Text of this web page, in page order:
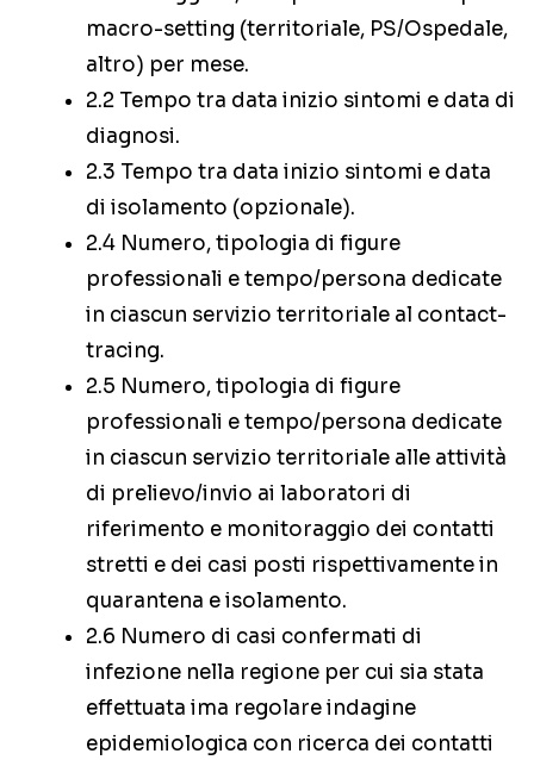
macro-setting (territoriale, PS/Ospedale,
altro) per mese.
2.2 Tempo tra data inizio sintomi e data di
diagnosi.
2.3 Tempo tra data inizio sintomi e data
di isolamento (opzionale).
2.4 Numero, tipologia di figure
professionali e tempo/persona dedicate
in ciascun servizio territoriale al contact-
tracing.
2.5 Numero, tipologia di figure
professionali e tempo/persona dedicate
in ciascun servizio territoriale alle attività
di prelievo/invio ai laboratori di
riferimento e monitoraggio dei contatti
stretti e dei casi posti rispettivamente in
quarantena e isolamento.
2.6 Numero di casi confermati di
infezione nella regione per cui sia stata
effettuata ima regolare indagine
epidemiologica con ricerca dei contatti